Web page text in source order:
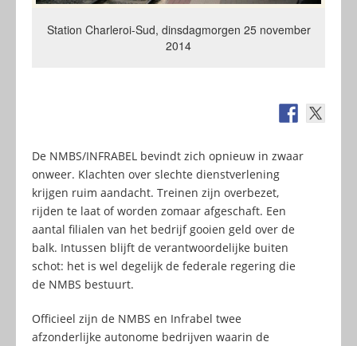
Station Charleroi-Sud, dinsdagmorgen 25 november
2014
De NMBS/INFRABEL bevindt zich opnieuw in zwaar
onweer. Klachten over slechte dienstverlening
krijgen ruim aandacht. Treinen zijn overbezet,
rijden te laat of worden zomaar afgeschaft. Een
aantal filialen van het bedrijf gooien geld over de
balk. Intussen blijft de verantwoordelijke buiten
schot: het is wel degelijk de federale regering die
de NMBS bestuurt.
Officieel zijn de NMBS en Infrabel twee
afzonderlijke autonome bedrijven waarin de